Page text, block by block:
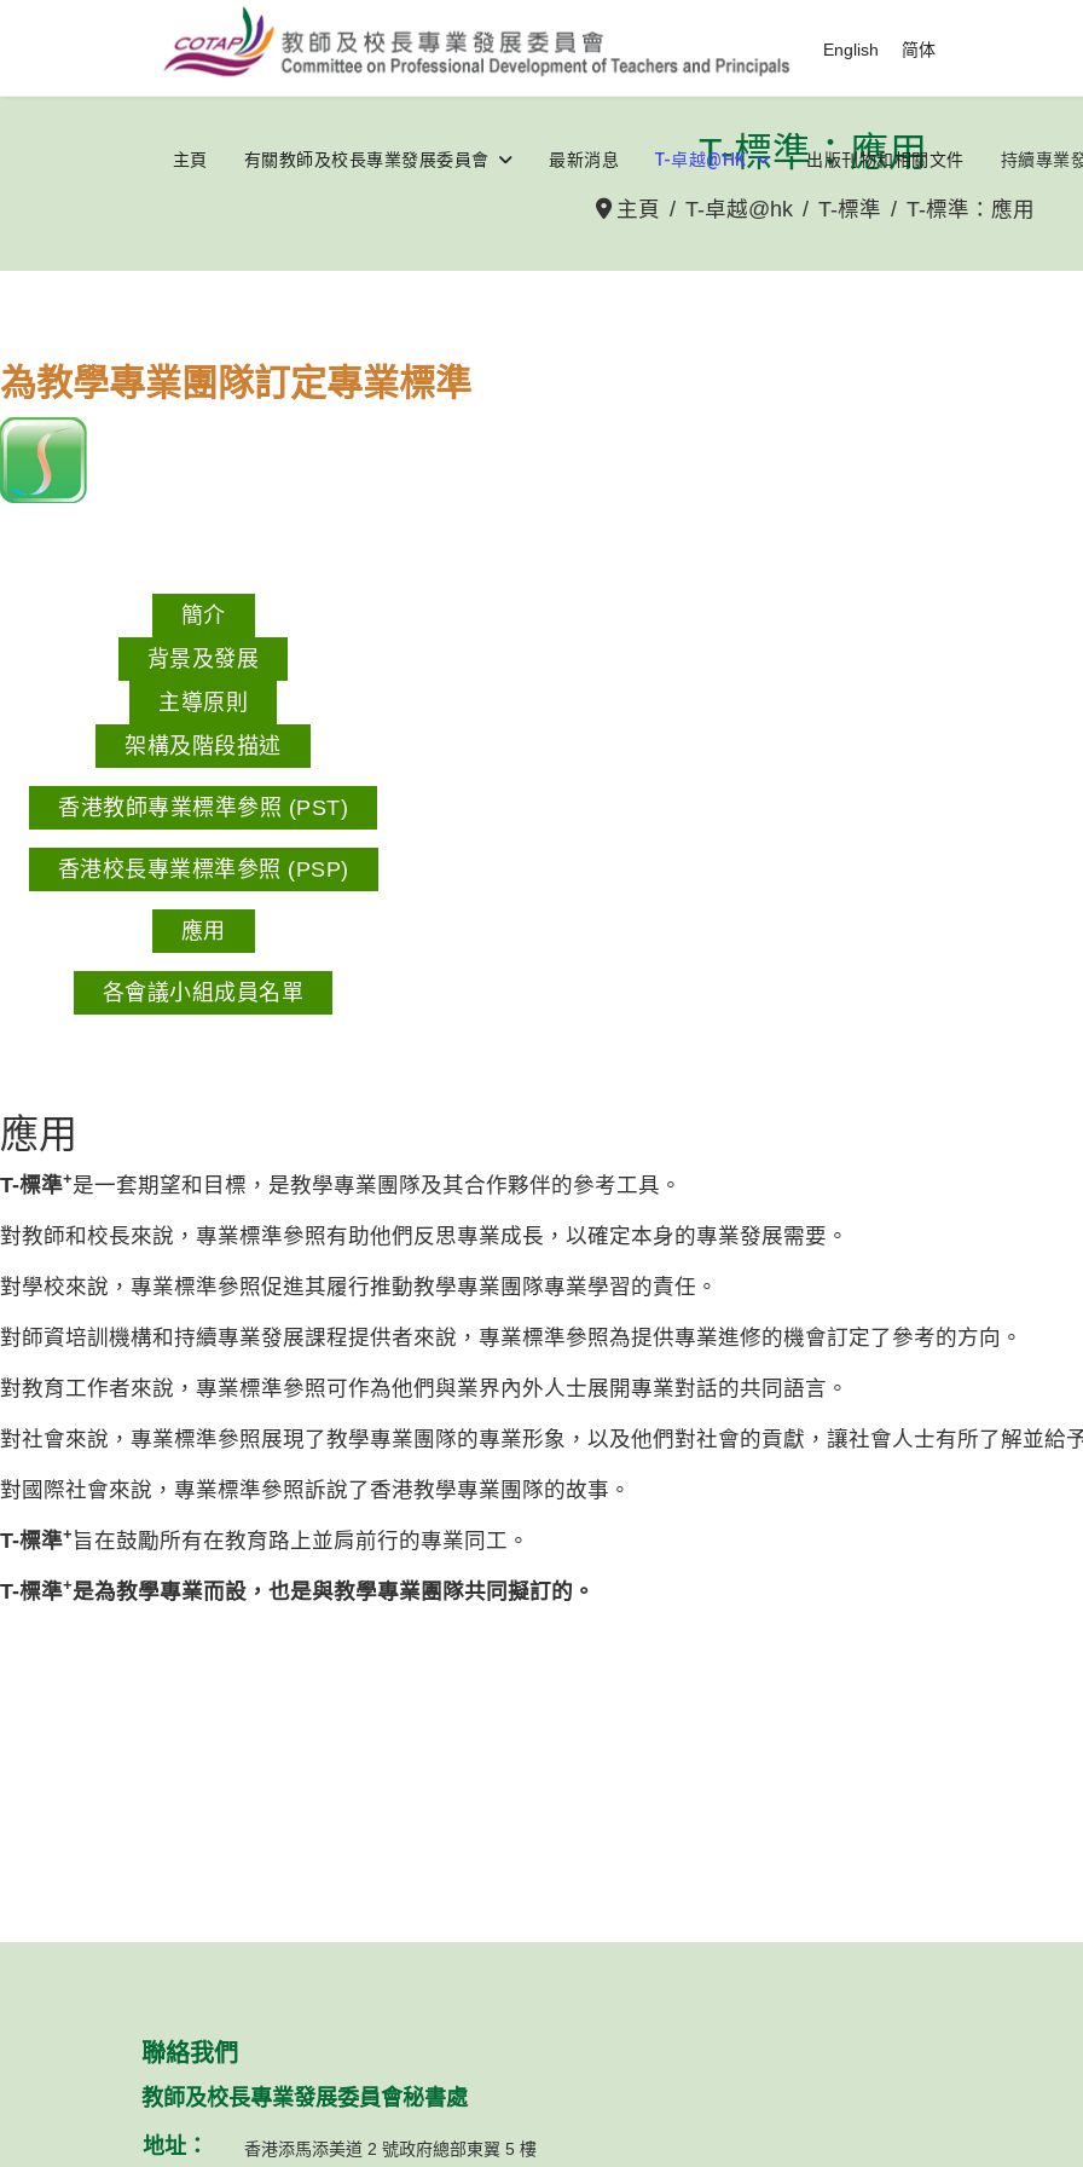
選擇你的語言
English 简体
主頁 有關教師及校長專業發展委員會 最新消息 T-卓越@HK 出版刊物和相關文件 持續專業
T-標準：應用
主頁 T-卓越@hk T-標準 T-標準：應用
為教學專業團隊訂定專業標準
簡介
背景及發展
主導原則
架構及階段描述
香港教師專業標準參照 (PST)
香港校長專業標準參照 (PSP)
應用
各會議小組成員名單
應用
T-標準+是一套期望和目標，是教學專業團隊及其合作夥伴的參考工具。
對教師和校長來說，專業標準參照有助他們反思專業成長，以確定本身的專業發展需要。
對學校來說，專業標準參照促進其履行推動教學專業團隊專業學習的責任。
對師資培訓機構和持續專業發展課程提供者來說，專業標準參照為提供專業進修的機會訂定了參考的方向。
對教育工作者來說，專業標準參照可作為他們與業界內外人士展開專業對話的共同語言。
對社會來說，專業標準參照展現了教學專業團隊的專業形象，以及他們對社會的貢獻，讓社會人士有所了解並給
對國際社會來說，專業標準參照訴說了香港教學專業團隊的故事。
T-標準+ 旨在鼓勵所有在教育路上並肩前行的專業同工。
T-標準+是為教學專業而設，也是與教學專業團隊共同擬訂的。
聯絡我們
教師及校長專業發展委員會秘書處
地址：
香港添馬添美道 2 號政府總部東翼 5 樓